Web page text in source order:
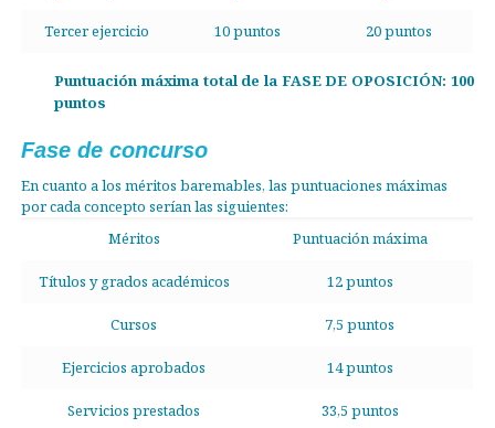
Tercer ejercicio 10 puntos 20 puntos
Puntuación máxima total de la FASE DE OPOSICIÓN: 100
puntos
Fase de concurso
En cuanto a los méritos baremables, las puntuaciones máximas
por cada concepto serían las siguientes:
Méritos
Puntuación máxima
Títulos y grados académicos 12 puntos
Cursos 7,5 puntos
Ejercicios aprobados 14 puntos
Servicios prestados 33,5 puntos